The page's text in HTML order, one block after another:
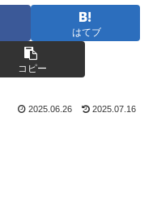
はてブ
コピー
2025.06.26 2025.07.16